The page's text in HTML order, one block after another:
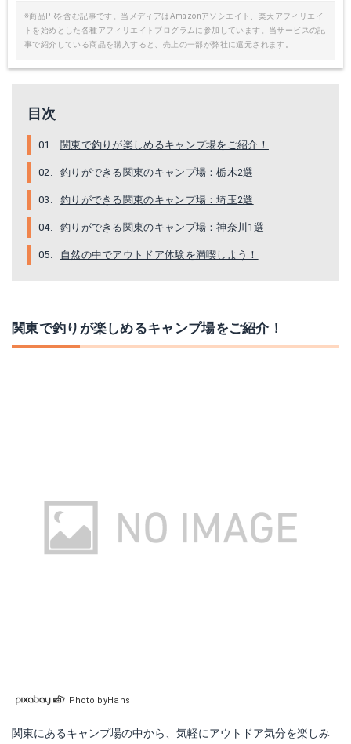
※商品PRを含む記事です。当メディアはAmazonアソシエイト、楽天アフィリエイ
トを始めとした各種アフィリエイトプログラムに参加しています。当サービスの記
事で紹介している商品を購入すると、売上の一部が弊社に還元されます。
目次
関東で釣りが楽しめるキャンプ場をご紹介！
釣りができる関東のキャンプ場：栃木2選
釣りができる関東のキャンプ場：埼玉2選
釣りができる関東のキャンプ場：神奈川1選
自然の中でアウトドア体験を満喫しよう！
関東で釣りが楽しめるキャンプ場をご紹介！
Photo byHans
関東にあるキャンプ場の中から、気軽にアウトドア気分を楽しみ